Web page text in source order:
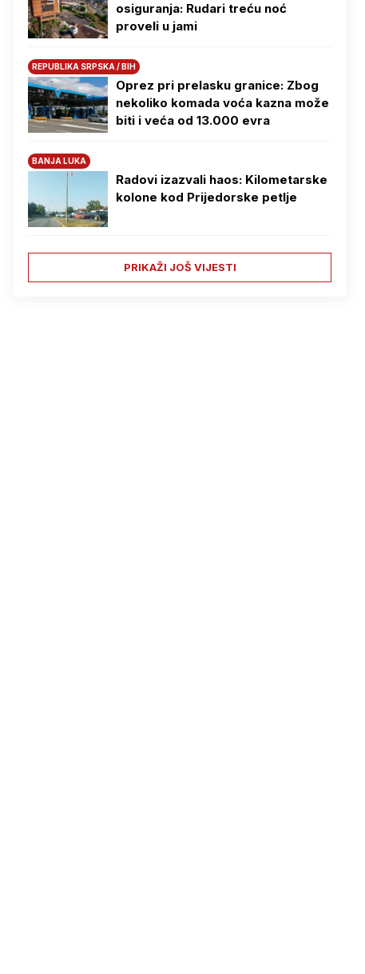
osiguranja: Rudari treću noć
proveli u jami
REPUBLIKA SRPSKA / BIH
Oprez pri prelasku granice: Zbog
nekoliko komada voća kazna može
biti i veća od 13.000 evra
BANJA LUKA
Radovi izazvali haos: Kilometarske
kolone kod Prijedorske petlje
PRIKAŽI JOŠ VIJESTI